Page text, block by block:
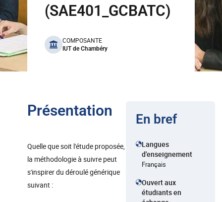
(SAE401_GCBATC)
benefits
COMPOSANTE
IUT de Chambéry
Présentation
Quelle que soit l'étude proposée,
la méthodologie à suivre peut
s'inspirer du déroulé générique
suivant :
En bref
Langues
d'enseignement
Français
Ouvert aux
étudiants en